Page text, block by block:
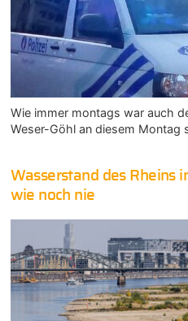
Wie immer montags war auch
Weser-Göhl an diesem Montag
Wasserstand des Rheins
wie noch nie